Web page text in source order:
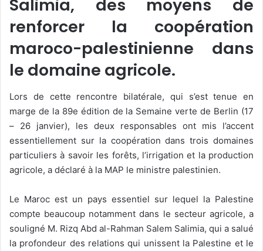
Salimia, des moyens de
renforcer la coopération
maroco-palestinienne dans
le domaine agricole.
Lors de cette rencontre bilatérale, qui s’est tenue en
marge de la 89e édition de la Semaine verte de Berlin (17
– 26 janvier), les deux responsables ont mis l’accent
essentiellement sur la coopération dans trois domaines
particuliers à savoir les forêts, l’irrigation et la production
agricole, a déclaré à la MAP le ministre palestinien.
Le Maroc est un pays essentiel sur lequel la Palestine
compte beaucoup notamment dans le secteur agricole, a
souligné M. Rizq Abd al-Rahman Salem Salimia, qui a salué
la profondeur des relations qui unissent la Palestine et le